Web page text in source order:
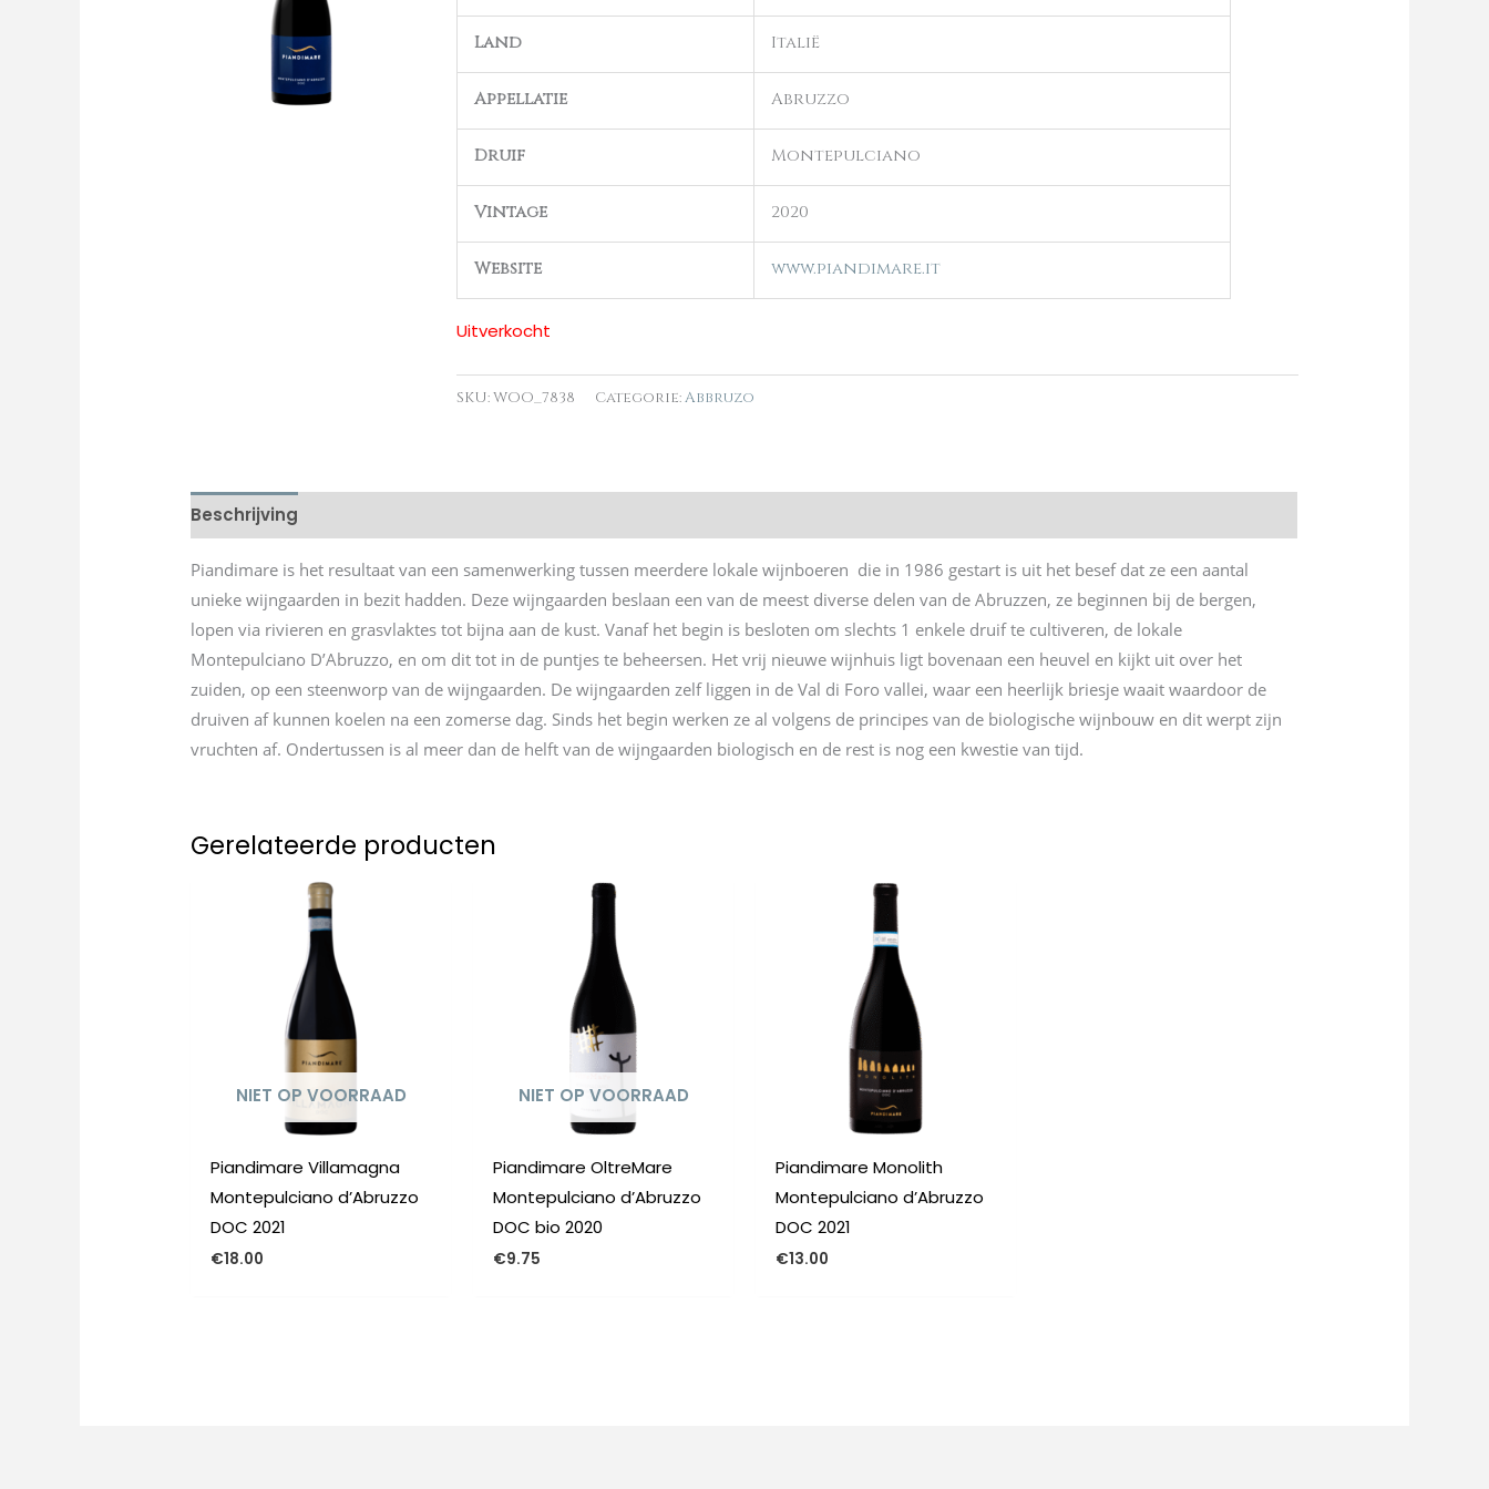
Land Italië
Appellatie Abruzzo
Druif Montepulciano
Vintage 2020
Website www.piandimare.it
Uitverkocht
SKU:WOO_7838 Categorie:Abbruzo
Beschrijving
Piandimare is het resultaat van een samenwerking tussen meerdere lokale wijnboeren die in 1986 gestart is uit het besef dat ze een aantal
unieke wijngaarden in bezit hadden. Deze wijngaarden beslaan een van de meest diverse delen van de Abruzzen, ze beginnen bij de bergen,
lopen via rivieren en grasvlaktes tot bijna aan de kust. Vanaf het begin is besloten om slechts 1 enkele druif te cultiveren, de lokale
Montepulciano D’Abruzzo, en om dit tot in de puntjes te beheersen. Het vrij nieuwe wijnhuis ligt bovenaan een heuvel en kijkt uit over het
zuiden, op een steenworp van de wijngaarden. De wijngaarden zelf liggen in de Val di Foro vallei, waar een heerlijk briesje waait waardoor de
druiven af kunnen koelen na een zomerse dag. Sinds het begin werken ze al volgens de principes van de biologische wijnbouw en dit werpt zijn
vruchten af. Ondertussen is al meer dan de helft van de wijngaarden biologisch en de rest is nog een kwestie van tijd.
Gerelateerde producten
NIET OP VOORRAAD
Piandimare Villamagna
Montepulciano d’Abruzzo
DOC 2021
€18.00
NIET OP VOORRAAD
Piandimare OltreMare
Montepulciano d’Abruzzo
DOC bio 2020
€9.75
Piandimare Monolith
Montepulciano d’Abruzzo
DOC 2021
€13.00